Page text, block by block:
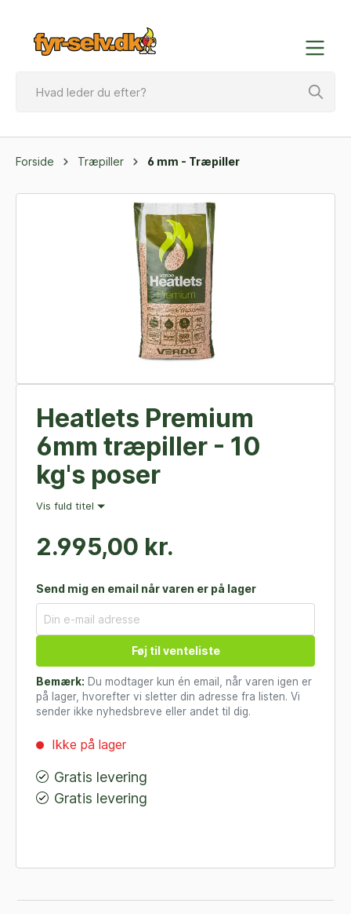
Forside Træpiller 6 mm - Træpiller
Heatlets Premium
6mm træpiller - 10
kg's poser
Vis fuld titel
2.995,00 kr.
Send mig en email når varen er på lager
Føj til venteliste
Bemærk: Du modtager kun én email, når varen igen er
på lager, hvorefter vi sletter din adresse fra listen. Vi
sender ikke nyhedsbreve eller andet til dig.
Ikke på lager
Gratis levering
Gratis levering